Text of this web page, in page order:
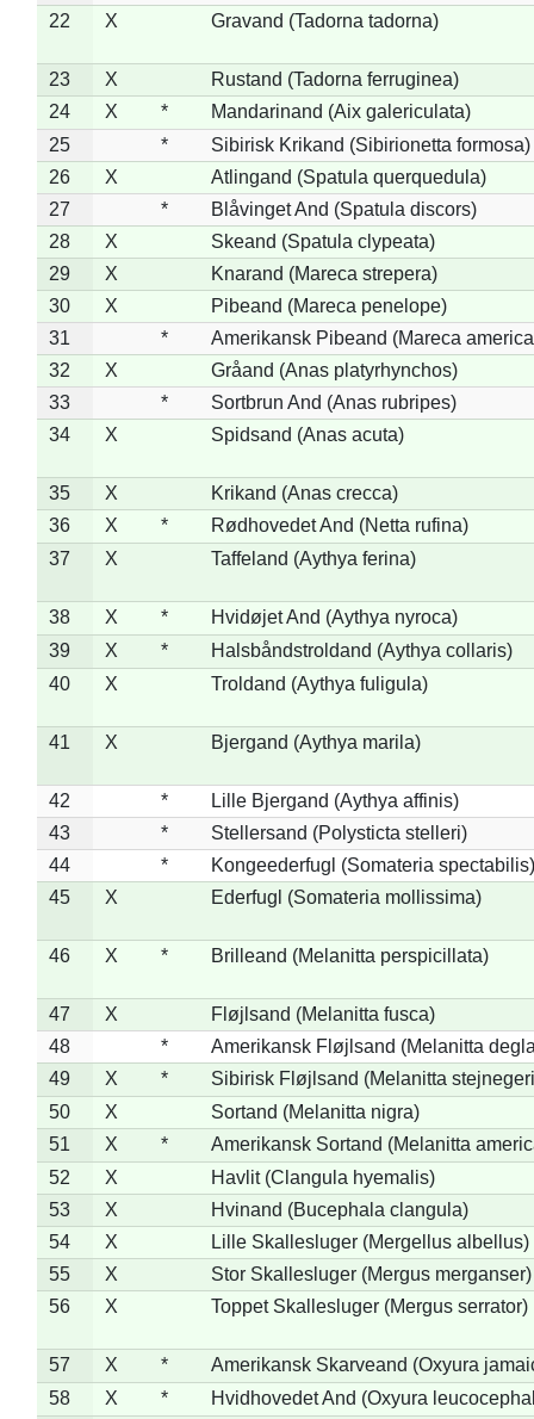
22
X Gravand (Tadorna tadorna)
23 X
Rustand (Tadorna ferruginea)
24
X *
Mandarinand (Aix galericulata)
25
*
Sibirisk Krikand (Sibirionetta formosa)
26
X
Atlingand (Spatula querquedula)
27
*
Blåvinget And (Spatula discors)
28
X
Skeand (Spatula clypeata)
29
X
Knarand (Mareca strepera)
30
X
Pibeand (Mareca penelope)
31
*
Amerikansk Pibeand (Mareca
32
X
Gråand (Anas platyrhynchos)
33
*
Sortbrun And (Anas rubripes)
34
X Spidsand (Anas acuta)
35 X
Krikand (Anas crecca)
36
X *
Rødhovedet And (Netta rufina)
37
X Taffeland (Aythya ferina)
38 X *
Hvidøjet And (Aythya nyroca)
39
X *
Halsbåndstroldand (Aythya collaris)
40
X Troldand (Aythya fuligula)
41 X Bjergand (Aythya marila)
42 *
Lille Bjergand (Aythya affinis)
43
*
Stellersand (Polysticta stelleri)
44
*
Kongeederfugl (Somateria spectabilis)
45
X Ederfugl (Somateria mollissima)
46 X * Brilleand (Melanitta perspicillata)
47 X
Fløjlsand (Melanitta fusca)
48
*
Amerikansk Fløjlsand (Melanitta
49
X *
Sibirisk Fløjlsand (Melanitta
50
X
Sortand (Melanitta nigra)
51
X *
Amerikansk Sortand (Melanitta
52
X
Havlit (Clangula hyemalis)
53
X
Hvinand (Bucephala clangula)
54
X
Lille Skallesluger (Mergellus albellus)
55
X
Stor Skallesluger (Mergus merganser)
56
X Toppet Skallesluger (Mergus serrator)
57 X *
Amerikansk Skarveand (Oxyura
58
X *
Hvidhovedet And (Oxyura